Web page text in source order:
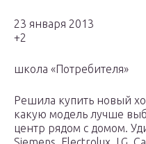
23 января 2013
+2
школа «Потребителя»
Решила купить новый
какую модель лучше
центр рядом с домом.